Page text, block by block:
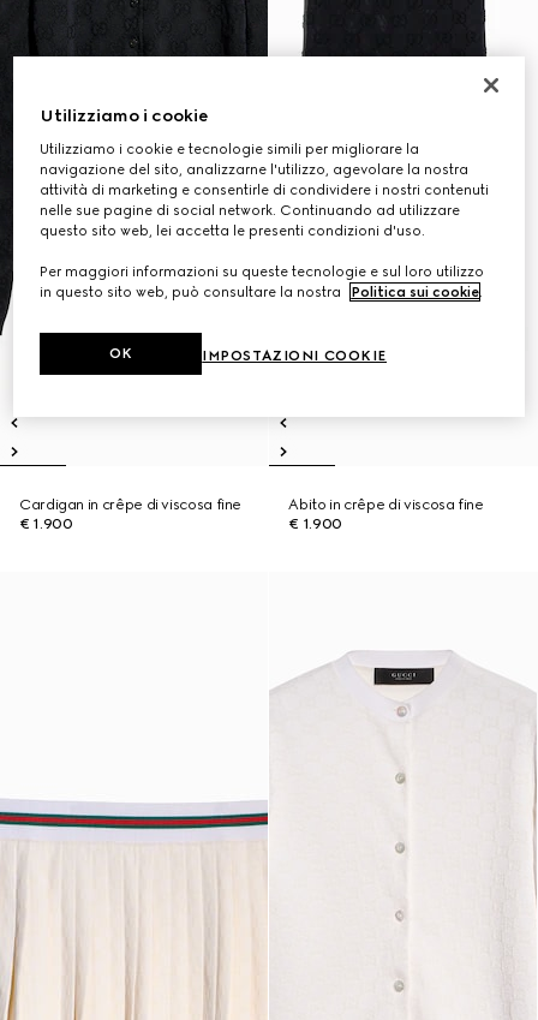
Cardigan in crêpe di viscosa fine
€ 1.900
Abito in crêpe di viscosa fine
€ 1.900
Utilizziamo i cookie
Utilizziamo i cookie e tecnologie simili per migliorare la
navigazione del sito, analizzarne l'utilizzo, agevolare la nostra
attività di marketing e consentirle di condividere i nostri contenuti
nelle sue pagine di social network. Continuando ad utilizzare
questo sito web, lei accetta le presenti condizioni d'uso.
Per maggiori informazioni su queste tecnologie e sul loro utilizzo
in questo sito web, può consultare la nostra
Politica sui cookie.
IMPOSTAZIONI COOKIE
OK